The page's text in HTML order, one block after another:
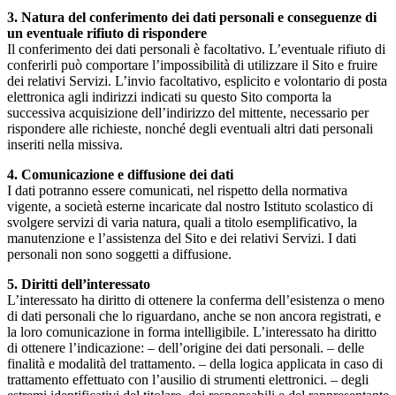
3. Natura del conferimento dei dati personali e conseguenze di
un eventuale rifiuto di rispondere
Il conferimento dei dati personali è facoltativo. L’eventuale rifiuto di
conferirli può comportare l’impossibilità di utilizzare il Sito e fruire
dei relativi Servizi. L’invio facoltativo, esplicito e volontario di posta
elettronica agli indirizzi indicati su questo Sito comporta la
successiva acquisizione dell’indirizzo del mittente, necessario per
rispondere alle richieste, nonché degli eventuali altri dati personali
inseriti nella missiva.
4. Comunicazione e diffusione dei dati
I dati potranno essere comunicati, nel rispetto della normativa
vigente, a società esterne incaricate dal nostro Istituto scolastico di
svolgere servizi di varia natura, quali a titolo esemplificativo, la
manutenzione e l’assistenza del Sito e dei relativi Servizi. I dati
personali non sono soggetti a diffusione.
5. Diritti dell’interessato
L’interessato ha diritto di ottenere la conferma dell’esistenza o meno
di dati personali che lo riguardano, anche se non ancora registrati, e
la loro comunicazione in forma intelligibile. L’interessato ha diritto
di ottenere l’indicazione: – dell’origine dei dati personali. – delle
finalità e modalità del trattamento. – della logica applicata in caso di
trattamento effettuato con l’ausilio di strumenti elettronici. – degli